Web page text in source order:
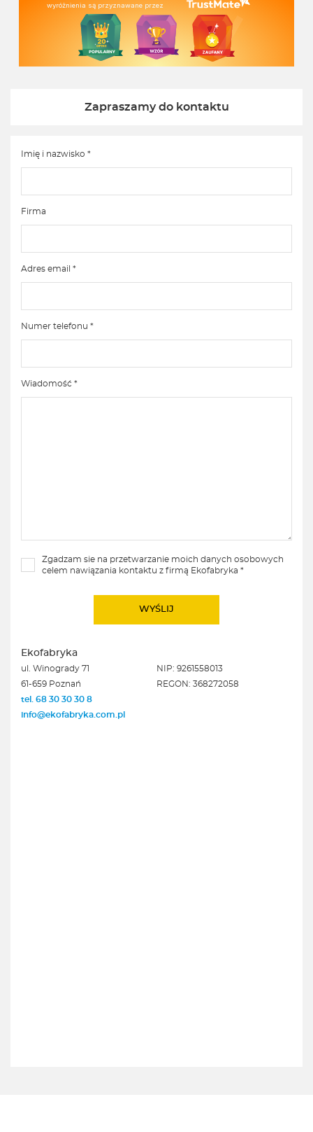
wyróżnienia są przyznawane przez
Zapraszamy do kontaktu
Imię i nazwisko *
Firma
Adres email *
Numer telefonu *
Wiadomość *
Zgadzam sie na przetwarzanie moich danych osobowych
celem nawiązania kontaktu z firmą Ekofabryka *
Ekofabryka
ul. Winogrady 71
61-659 Poznań
tel. 68 30 30 30 8
info@ekofabryka.com.pl
NIP: 9261558013
REGON: 368272058